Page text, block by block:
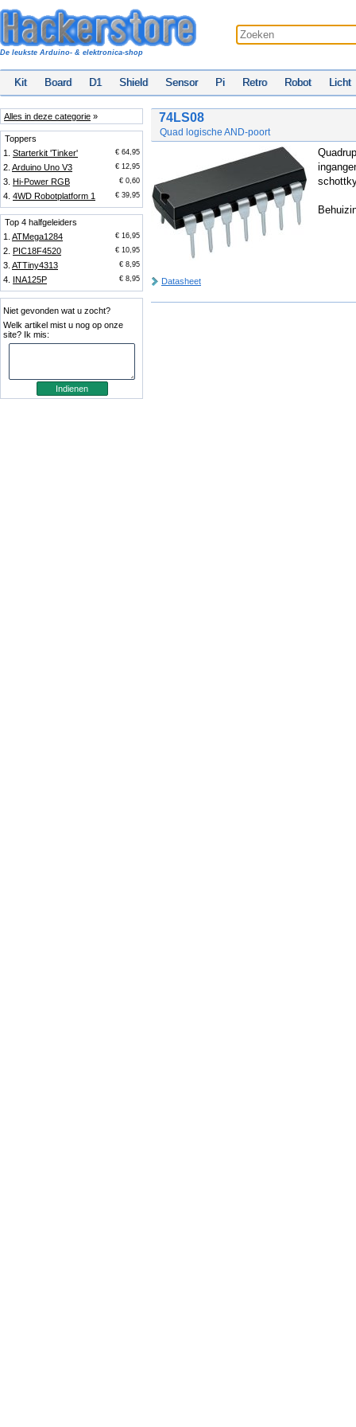
De leukste Arduino- & elektronica-shop
Kit Board D1 Shield Sensor Pi Retro Robot Licht
Alles in deze categorie »
Toppers
1. Starterkit 'Tinker' € 64,95
2. Arduino Uno V3 € 12,95
3. Hi-Power RGB € 0,60
4. 4WD Robotplatform 1 € 39,95
Top 4 halfgeleiders
1. ATMega1284 € 16,95
2. PIC18F4520 € 10,95
3. ATTiny4313 € 8,95
4. INA125P € 8,95
Niet gevonden wat u zocht?
Welk artikel mist u nog op onze
site? Ik mis:
74LS08
Quad logische AND-poort
Datasheet